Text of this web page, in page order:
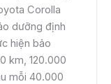
Corolla
dưỡng định
hiện bảo
km, 120.000
mỗi 40.000